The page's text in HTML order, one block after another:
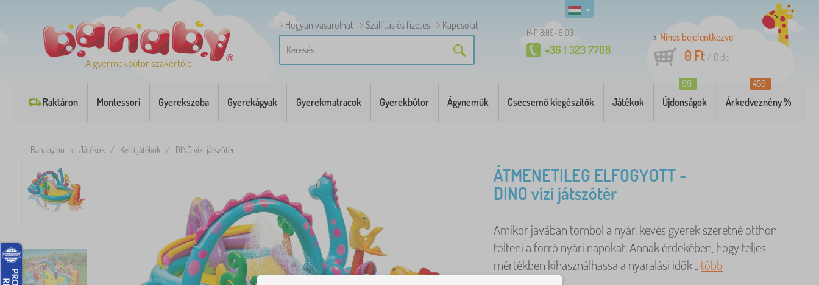
A gyermekbútor szakértője
Hogyan vásárolhat Szállítás és fizetés Kapcsolat
H-P 8:00-16:00
+36 1 323 7708
Nincs bejelentkezve
0 Ft/ 0 db
Raktáron Montessori Gyerekszoba Gyerekágyak Gyerekmatracok Gyerekbútor Ágyneműk Csecsemő kiegészítők Játékok Újdonságok
99
Árkedveznény %
459
Banaby.hu » Játékok / Kerti játékok / DINO vízi játszótér
ÁTMENETILEG ELFOGYOTT -
DINO vízi játszótér
Amikor javában tombol a nyár, kevés gyerek szeretné otthon
tölteni a forró nyári napokat. Annak érdekében, hogy teljes
mértékben kihasználhassa a nyaralási idők ..több